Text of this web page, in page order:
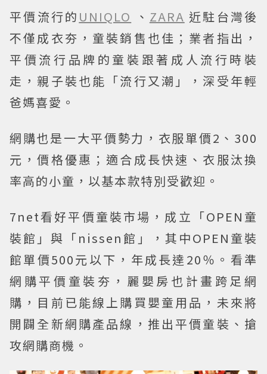
平價流行的 UNIQLO 、 ZARA 近駐台灣後
不僅成衣夯，童裝銷售也佳；業者指出，
平價流行品牌的童裝跟著成人流行時裝
走，親子裝也能「流行又潮」，深受年輕
爸媽喜愛。
網購也是一大平價勢力，衣服單價2、300
元，價格優惠；適合成長快速、衣服汰換
率高的小童，以基本款特別受歡迎。
7net看好平價童裝市場，成立「OPEN童
裝館」與「nissen館」，其中OPEN童裝
館單價500元以下，年成長達20％。看準
網購平價童裝夯，麗嬰房也計畫跨足網
購，目前已能線上購買嬰童用品，未來將
開闢全新網購產品線，推出平價童裝、搶
攻網購商機。